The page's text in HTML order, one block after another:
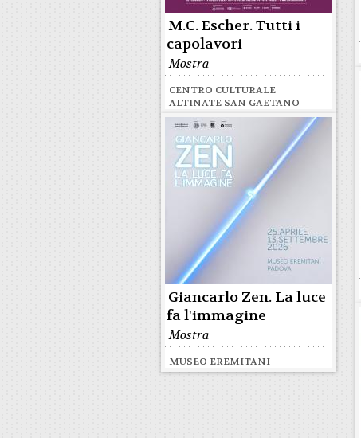
M.C. Escher. Tutti i
capolavori
Mostra
CENTRO CULTURALE
ALTINATE SAN GAETANO
Giancarlo Zen. La luce
fa l'immagine
Mostra
MUSEO EREMITANI